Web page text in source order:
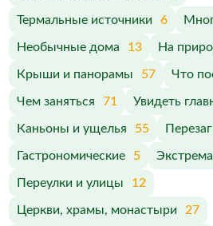
Термальные источники 6
Необычные дома 13 На
Крыши и панорамы 57 Что
Чем заняться 71 Увидеть
Каньоны и ущелья 55
Гастрономические 5
Переулки и улицы 12
Церкви, храмы, монастыри 27